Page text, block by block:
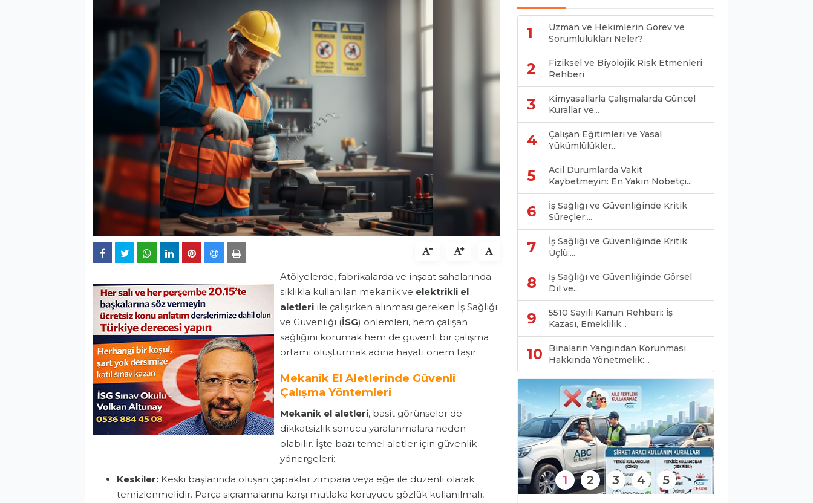
Atölyelerde, fabrikalarda ve inşaat sahalarında
sıklıkla kullanılan mekanik ve elektrikli el
aletleri ile çalışırken alınması gereken İş Sağlığı
ve Güvenliği (İSG) önlemleri, hem çalışan
sağlığını korumak hem de güvenli bir çalışma
ortamı oluşturmak adına hayati önem taşır.
Mekanik El Aletlerinde Güvenli
Çalışma Yöntemleri
Mekanik el aletleri, basit görünseler de
dikkatsizlik sonucu yaralanmalara neden
olabilir. İşte bazı temel aletler için güvenlik
yönergeleri:
Keskiler: Keski başlarında oluşan çapaklar zımpara veya eğe ile düzenli olarak
temizlenmelidir. Parça sıçramalarına karşı mutlaka koruyucu gözlük kullanılmalı,
1
Uzman ve Hekimlerin Görev ve
Sorumlulukları Neler?
2
Fiziksel ve Biyolojik Risk Etmenleri
Rehberi
3
Kimyasallarla Çalışmalarda Güncel
Kurallar ve...
4
Çalışan Eğitimleri ve Yasal
Yükümlülükler...
5
Acil Durumlarda Vakit
Kaybetmeyin: En Yakın Nöbetçi...
6
İş Sağlığı ve Güvenliğinde Kritik
Süreçler:...
7
İş Sağlığı ve Güvenliğinde Kritik
Üçlü:...
8
İş Sağlığı ve Güvenliğinde Görsel
Dil ve...
9
5510 Sayılı Kanun Rehberi: İş
Kazası, Emeklilik...
10
Binaların Yangından Korunması
Hakkında Yönetmelik:...
1 2 3 4 5